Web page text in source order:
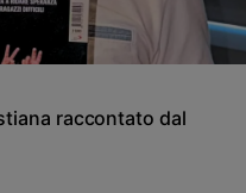
raccontato dal